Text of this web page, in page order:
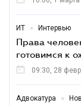
ИТ • Интервью
Права
готовимся к
09:30, 28
Адвокатура •